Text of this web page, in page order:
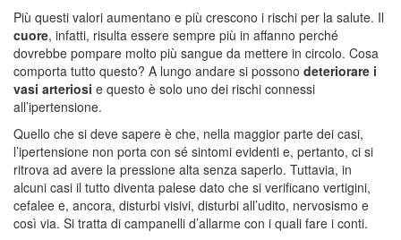
Più questi valori aumentano e più crescono i rischi per la salute. Il
cuore, infatti, risulta essere sempre più in affanno perché
dovrebbe pompare molto più sangue da mettere in circolo. Cosa
comporta tutto questo? A lungo andare si possono deteriorare i
vasi arteriosi e questo è solo uno dei rischi connessi
all’ipertensione.
Quello che si deve sapere è che, nella maggior parte dei casi,
l’ipertensione non porta con sé sintomi evidenti e, pertanto, ci si
ritrova ad avere la pressione alta senza saperlo. Tuttavia, in
alcuni casi il tutto diventa palese dato che si verificano vertigini,
cefalee e, ancora, disturbi visivi, disturbi all’udito, nervosismo e
così via. Si tratta di campanelli d’allarme con i quali fare i conti.